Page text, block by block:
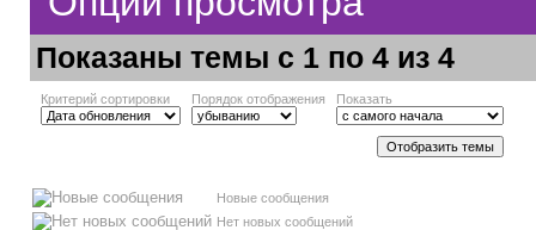
Показаны темы с 1 по 4 из 4
Критерий сортировки Порядок отображения Показать
Новые сообщения
Нет новых сообщений